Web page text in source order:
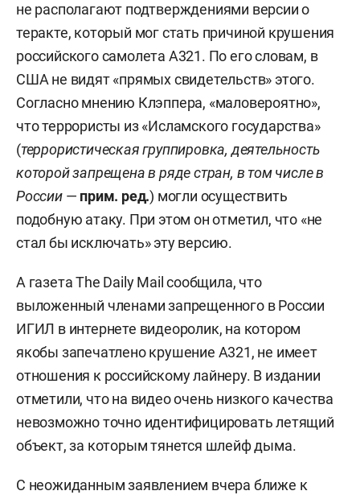
не располагают подтверждениями версии о
теракте, который мог стать причиной крушения
российского самолета А321. По его словам, в
США не видят «прямых свидетельств» этого.
Согласно мнению Клэппера, «маловероятно»,
что террористы из «Исламского государства»
(террористическая группировка, деятельность
которой запрещена в ряде стран, в том числе в
России— прим. ред.) могли осуществить
подобную атаку. При этом он отметил, что «не
стал бы исключать» эту версию.
А газета The Daily Mail сообщила, что
выложенный членами запрещенного в России
ИГИЛ в интернете видеоролик, на котором
якобы запечатлено крушение А321, не имеет
отношения к российскому лайнеру. В издании
отметили, что на видео очень низкого качества
невозможно точно идентифицировать летящий
объект, за которым тянется шлейф дыма.
С неожиданным заявлением вчера ближе к